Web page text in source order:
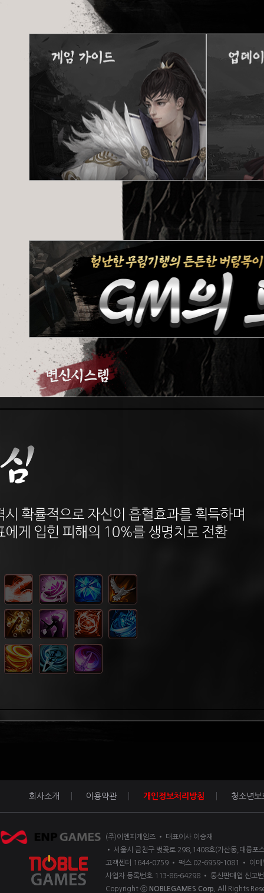
회사소개 이용약관 개인정보처리방침 청소년보
(주)이엔피게임즈 • 대표이사 이승재
• 서울시 금천구 벚꽃로 298,1408호(가산동,대륭포
고객센터 1644-0759 • 팩스 02-6959-1081 • 이
사업자 등록번호 113-86-64298 • 통신판매업 신고
Copyright ⓒ NOBLEGAMES Corp. All Rights